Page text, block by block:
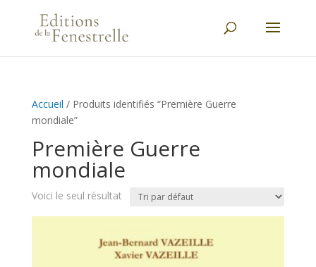
Accueil / Produits identifiés “Première Guerre
mondiale”
Première Guerre
mondiale
Voici le seul résultat